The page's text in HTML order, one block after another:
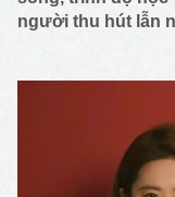
người thu hút lẫn